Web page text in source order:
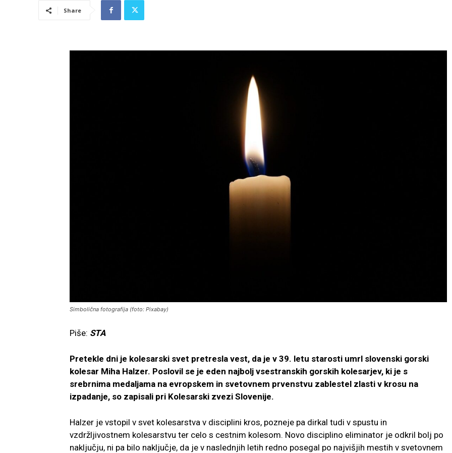
Share
Simbolična fotografija (foto: Pixabay)
Piše: STA
Pretekle dni je kolesarski svet pretresla vest, da je v 39. letu starosti umrl slovenski gorski
kolesar Miha Halzer. Poslovil se je eden najbolj vsestranskih gorskih kolesarjev, ki je s
srebrnima medaljama na evropskem in svetovnem prvenstvu zablestel zlasti v krosu na
izpadanje, so zapisali pri Kolesarski zvezi Slovenije.
Halzer je vstopil v svet kolesarstva v disciplini kros, pozneje pa dirkal tudi v spustu in
vzdržljivostnem kolesarstvu ter celo s cestnim kolesom. Novo disciplino eliminator je odkril bolj po
naključju, ni pa bilo naključje, da je v naslednjih letih redno posegal po najvišjih mestih v svetovnem